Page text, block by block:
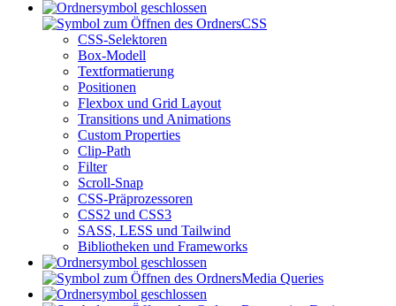
CSS
CSS-Selektoren
Box-Modell
Textformatierung
Positionen
Flexbox und Grid Layout
Transitions und Animations
Custom Properties
Clip-Path
Filter
Scroll-Snap
CSS-Präprozessoren
CSS2 und CSS3
SASS, LESS und Tailwind
Bibliotheken und Frameworks
Media Queries